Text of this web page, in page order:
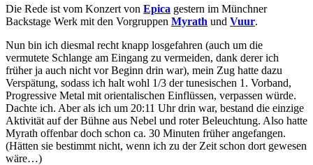
Die Rede ist vom Konzert von Epica gestern im Münchner
Backstage Werk mit den Vorgruppen Myrath und Vuur.
Nun bin ich diesmal recht knapp losgefahren (auch um die
vermutete Schlange am Eingang zu vermeiden, dank derer ich
früher ja auch nicht vor Beginn drin war), mein Zug hatte dazu
Verspätung, sodass ich halt wohl 1/3 der tunesischen 1. Vorband,
Progressive Metal mit orientalischen Einflüssen, verpassen würde.
Dachte ich. Aber als ich um 20:11 Uhr drin war, bestand die einzige
Aktivität auf der Bühne aus Nebel und roter Beleuchtung. Also hatte
Myrath offenbar doch schon ca. 30 Minuten früher angefangen.
(Hätten sie bestimmt nicht, wenn ich zu der Zeit schon dort gewesen
wäre…)